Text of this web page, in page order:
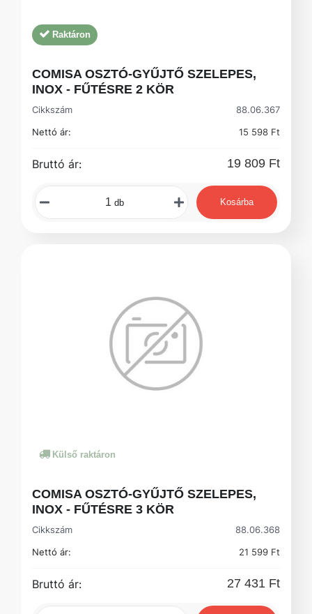
Raktáron
COMISA OSZTÓ-GYŰJTŐ SZELEPES,
INOX - FŰTÉSRE 2 KÖR
Cikkszám
88.06.367
Nettó ár:
15 598 Ft
Bruttó ár: 19 809 Ft
db Kosárba
Külső raktáron
COMISA OSZTÓ-GYŰJTŐ SZELEPES,
INOX - FŰTÉSRE 3 KÖR
Cikkszám
88.06.368
Nettó ár:
21 599 Ft
Bruttó ár: 27 431 Ft